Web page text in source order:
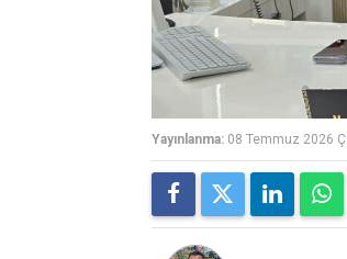
Yayınlanma: 08 Temmuz 2026